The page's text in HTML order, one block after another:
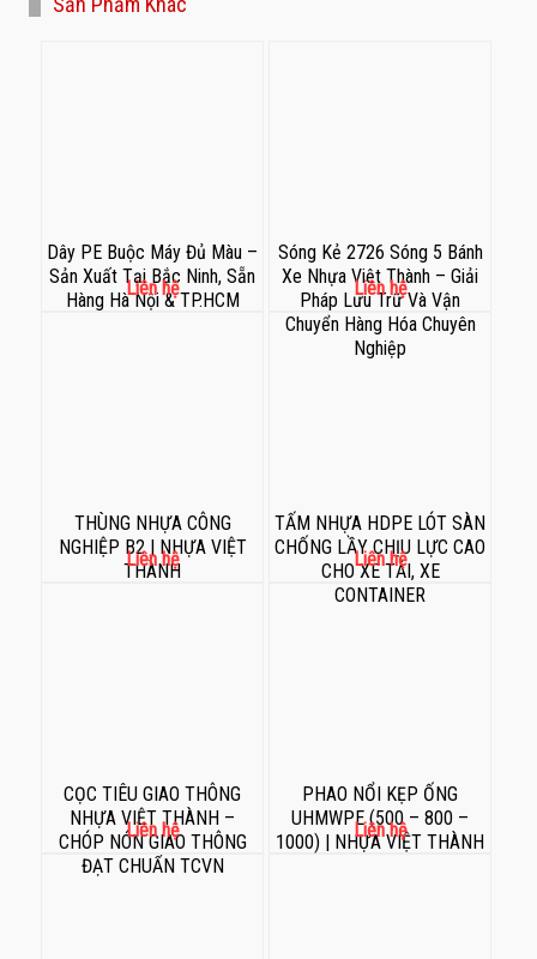
Dây PE Buộc Máy Đủ Màu –
Sản Xuất Tại Bắc Ninh, Sẵn
Hàng Hà Nội & TP.HCM
Liên hệ
Sóng Kẻ 2726 Sóng 5 Bánh
Xe Nhựa Việt Thành – Giải
Pháp Lưu Trữ Và Vận
Chuyển Hàng Hóa Chuyên
Nghiệp
Liên hệ
THÙNG NHỰA CÔNG
NGHIỆP B2 | NHỰA VIỆT
THÀNH
Liên hệ
TẤM NHỰA HDPE LÓT SÀN
CHỐNG LẦY CHỊU LỰC CAO
CHO XE TẢI, XE
CONTAINER
Liên hệ
CỌC TIÊU GIAO THÔNG
NHỰA VIỆT THÀNH –
CHÓP NÓN GIAO THÔNG
ĐẠT CHUẨN TCVN
Liên hệ
PHAO NỔI KẸP ỐNG
UHMWPE (500 – 800 –
1000) | NHỰA VIỆT THÀNH
Liên hệ